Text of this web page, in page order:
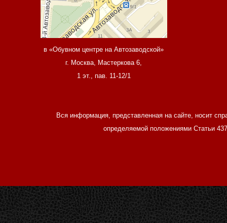
в «Обувном центре на Автозаводской»
г. Москва, Мастеркова 6,
1 эт., пав. 11-12/1
Вся информация, представленная на сайте, носит
определяемой положениями Статьи